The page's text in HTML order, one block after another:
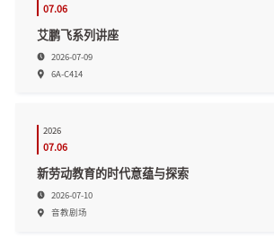
07.06
艾鹏飞系列讲座
2026-07-09
6A-C414
2026
07.06
新劳动教育的时代意蕴与探索
2026-07-10
音教剧场